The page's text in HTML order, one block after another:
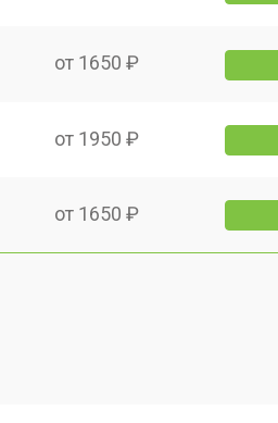
от 1650 ₽
от 1950 ₽
от 1650 ₽